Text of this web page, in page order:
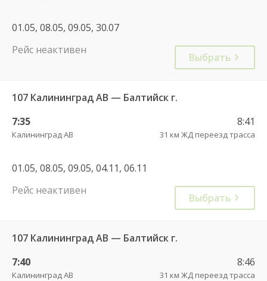
01.05, 08.05, 09.05, 30.07
Рейс неактивен
Выбрать
107 Калининград АВ — Балтийск г.
7:35
Калининград АВ
8:41
31 км ЖД переезд трасса
01.05, 08.05, 09.05, 04.11, 06.11
Рейс неактивен
Выбрать
107 Калининград АВ — Балтийск г.
7:40
Калининград АВ
8:46
31 км ЖД переезд трасса